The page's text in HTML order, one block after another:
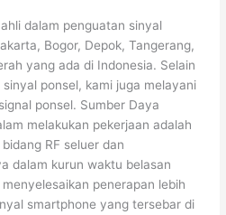
dalam penguatan sinyal
Bogor, Depok, Tangerang,
yang ada di Indonesia. Selain
ponsel, kami juga melayani
ponsel. Sumber Daya
melakukan pekerjaan adalah
RF seluer dan
dalam kurun waktu belasan
penerapan lebih
smartphone yang tersebar di